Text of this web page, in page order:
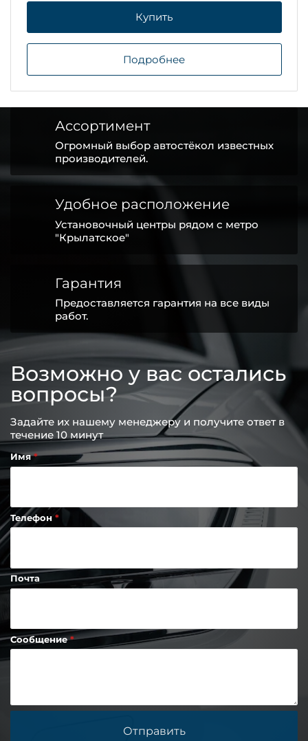
Купить
Подробнее
Ассортимент
Огромный выбор автостёкол известных
производителей.
Удобное расположение
Установочный центры рядом с метро
"Крылатское"
Гарантия
Предоставляется гарантия на все виды
работ.
Возможно у вас остались
вопросы?
Задайте их нашему менеджеру и получите ответ в
течение 10 минут
Имя
Телефон
Почта
Сообщение